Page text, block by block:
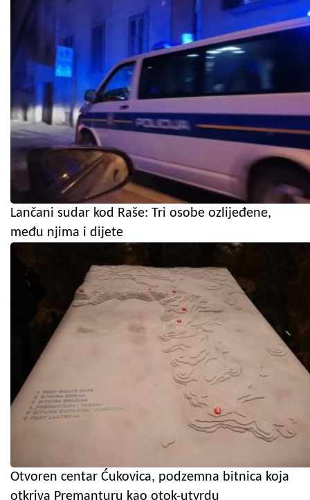
Lančani sudar kod Raše: Tri osobe ozlijeđene,
među njima i dijete
Otvoren centar Ćukovica, podzemna bitnica koja
otkriva Premanturu kao otok-utvrdu